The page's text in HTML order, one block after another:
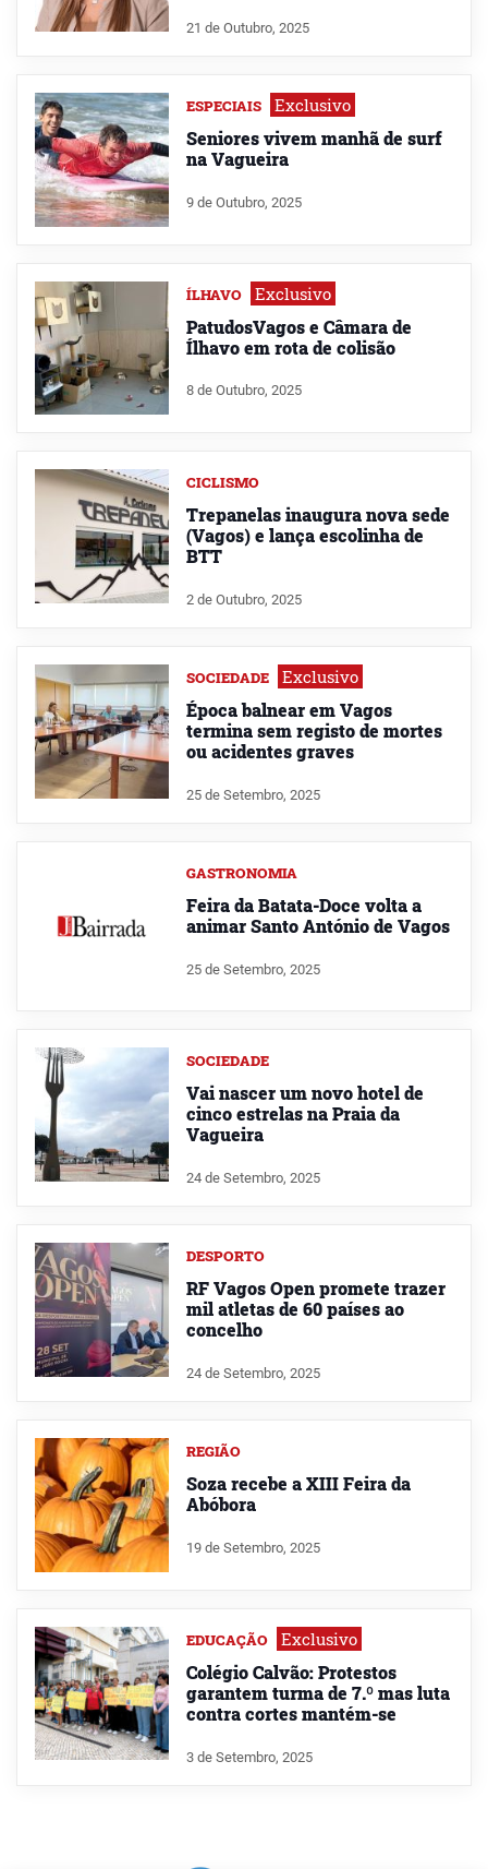
21 de Outubro, 2025
ESPECIAIS Exclusivo
Seniores vivem manhã de surf
na Vagueira
9 de Outubro, 2025
ÍLHAVO Exclusivo
PatudosVagos e Câmara de
Ílhavo em rota de colisão
8 de Outubro, 2025
CICLISMO
Trepanelas inaugura nova sede
(Vagos) e lança escolinha de
BTT
2 de Outubro, 2025
SOCIEDADE Exclusivo
Época balnear em Vagos
termina sem registo de mortes
ou acidentes graves
25 de Setembro, 2025
GASTRONOMIA
Feira da Batata-Doce volta a
animar Santo António de Vagos
25 de Setembro, 2025
SOCIEDADE
Vai nascer um novo hotel de
cinco estrelas na Praia da
Vagueira
24 de Setembro, 2025
DESPORTO
RF Vagos Open promete trazer
mil atletas de 60 países ao
concelho
24 de Setembro, 2025
REGIÃO
Soza recebe a XIII Feira da
Abóbora
19 de Setembro, 2025
EDUCAÇÃO Exclusivo
Colégio Calvão: Protestos
garantem turma de 7.º mas luta
contra cortes mantém-se
3 de Setembro, 2025